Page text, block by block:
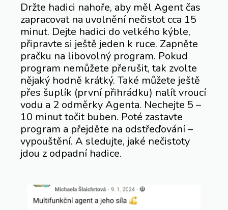
Držte hadici nahoře, aby měl Agent čas
zapracovat na uvolnění nečistot cca 15
minut. Dejte hadici do velkého kýble,
připravte si ještě jeden k ruce. Zapněte
pračku na libovolný program. Pokud
program nemůžete přerušit, tak zvolte
nějaký hodně krátký. Také můžete ještě
přes šuplík (první přihrádku) nalít vroucí
vodu a 2 odměrky Agenta. Nechejte 5 –
10 minut točit buben. Poté zastavte
program a přejděte na odstřeďování –
vypouštění. A sledujte, jaké nečistoty
jdou z odpadní hadice.